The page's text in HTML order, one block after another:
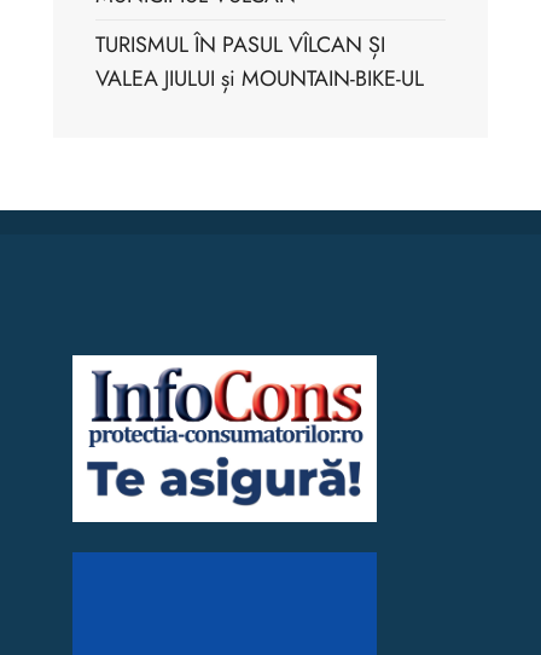
TURISMUL ÎN PASUL VÎLCAN ȘI
VALEA JIULUI și MOUNTAIN-BIKE-UL